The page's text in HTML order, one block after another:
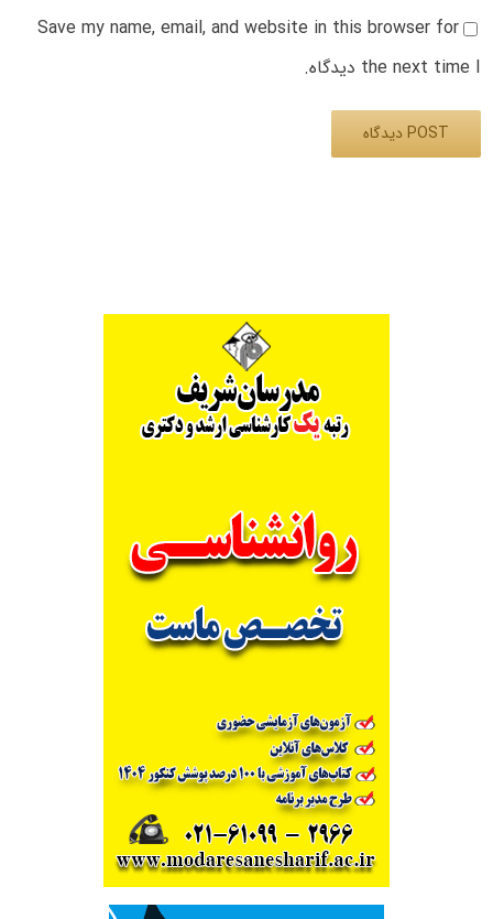
Save my name, email, and website in this browser for
the next time I دیدگاه.